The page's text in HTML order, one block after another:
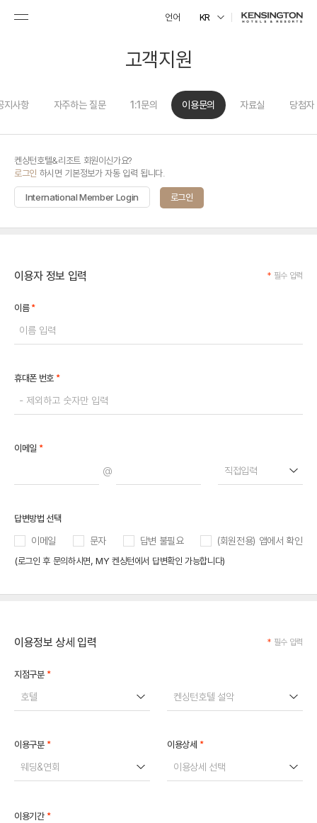
언어 KR
고객지원
지사항 자주하는 질문 1:1문의 이용문의 자료실 당첨자
켄싱턴호텔&리조트 회원이신가요?
로그인 하시면 기본정보가 자동 입력 됩니다.
International Member Login 로그인
이용자 정보 입력 * 필수 입력
이름*
휴대폰 번호*
이메일 *
@ 직접입력
답변방법 선택
이메일 문자 답변 불필요 (회원전용) 앱에서 확인
(로그인 후 문의하시면, MY 켄싱턴에서 답변확인 가능합니다)
이용정보 상세 입력 * 필수 입력
지점구분 *
호텔 켄싱턴호텔 설악
이용구분 *
웨딩&연회
이용상세 *
이용상세 선택
이용기간 *